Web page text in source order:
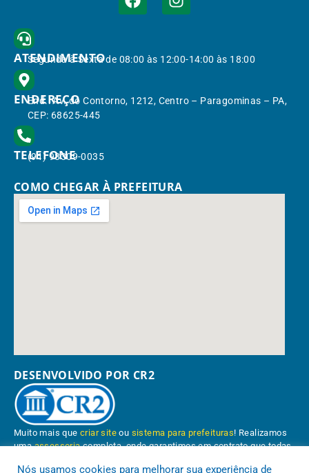
ATENDIMENTO
Segunda à Sexta de 08:00 às 12:00-14:00 às 18:00
ENDEREÇO
End.: Av. do Contorno, 1212, Centro – Paragominas – PA,
CEP: 68625-445
TELEFONE
(91) 98309-0035
COMO CHEGAR À PREFEITURA
DESENVOLVIDO POR CR2
Muito mais quecriar site ou sistema para prefeituras! Realizamos
umaassessoriacompleta, onde garantimos em contrato que todas
Nós usamos cookies para melhorar sua experiência de